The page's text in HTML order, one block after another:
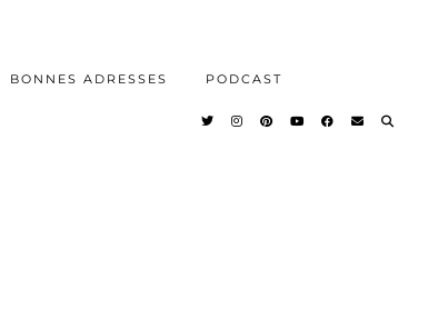
BONNES ADRESSES PODCAST